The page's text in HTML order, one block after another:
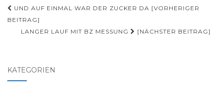
Beitrags-
Navigation
UND AUF EINMAL WAR DER ZUCKER DA [VORHERIGER
BEITRAG]
LANGER LAUF MIT BZ MESSUNG
[NÄCHSTER BEITRAG]
KATEGORIEN